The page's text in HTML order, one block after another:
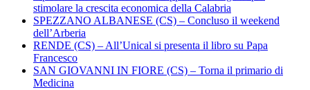
stimolare la crescita economica della Calabria
SPEZZANO ALBANESE (CS) – Concluso il weekend
dell’Arberia
RENDE (CS) – All’Unical si presenta il libro su Papa
Francesco
SAN GIOVANNI IN FIORE (CS) – Torna il primario di
Medicina